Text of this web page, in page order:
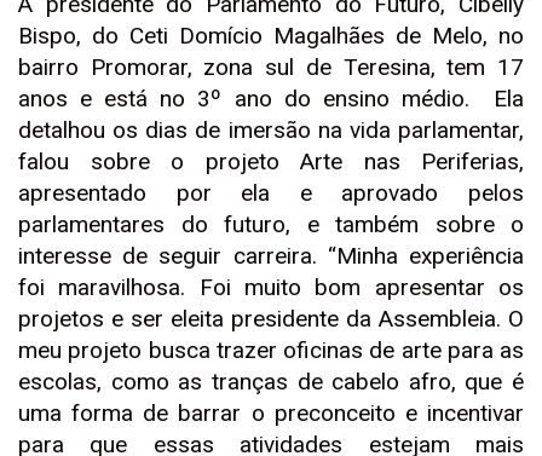
Bispo, do Ceti Domício Magalhães de Melo, no
bairro Promorar, zona sul de Teresina, tem 17
anos e está no 3º ano do ensino médio. Ela
detalhou os dias de imersão na vida parlamentar,
falou sobre o projeto Arte nas Periferias,
apresentado por ela e aprovado pelos
parlamentares do futuro, e também sobre o
interesse de seguir carreira. “Minha experiência
foi maravilhosa. Foi muito bom apresentar os
projetos e ser eleita presidente da Assembleia. O
meu projeto busca trazer oficinas de arte para as
escolas, como as tranças de cabelo afro, que é
uma forma de barrar o preconceito e incentivar
para que essas atividades estejam mais